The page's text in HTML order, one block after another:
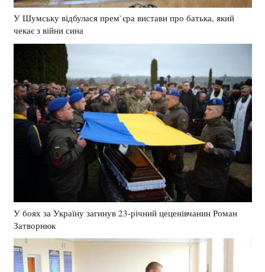
У Шумську відбулася прем`єра вистави про батька, який
чекає з війни сина
У боях за Україну загинув 23-річний цеценівчанин Роман
Затворнюк